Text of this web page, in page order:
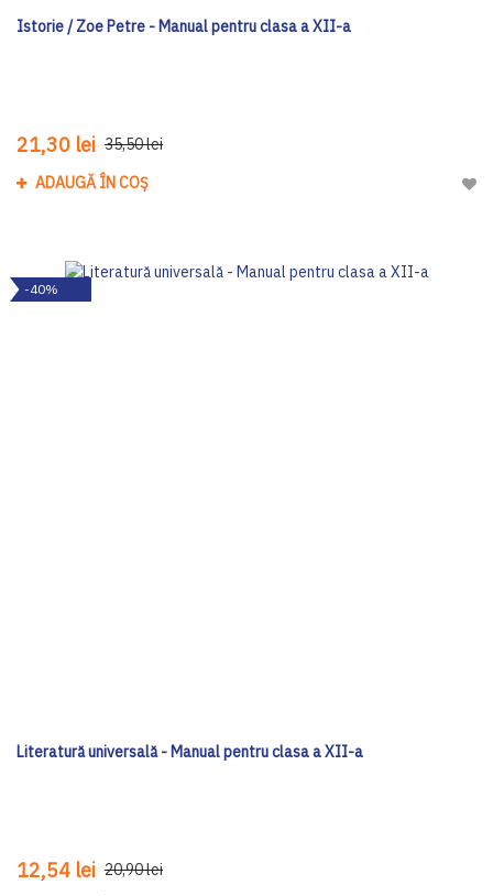
Istorie / Zoe Petre - Manual pentru clasa a XII-a
21,30 lei 35,50 lei
ADAUGĂ ÎN COȘ
-40%
Literatură universală - Manual pentru clasa a XII-a
12,54 lei 20,90 lei